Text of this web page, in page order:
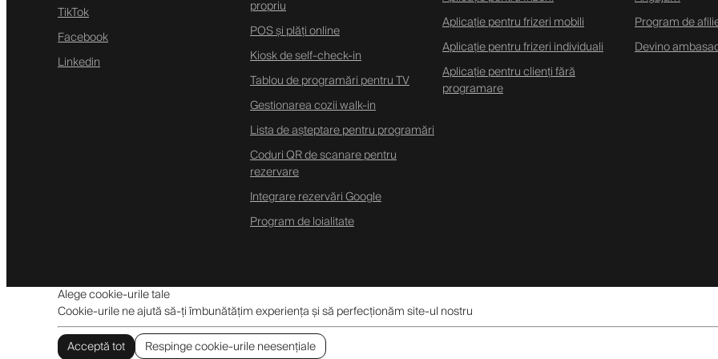
TikTok
Facebook
Linkedin
propriu
POS și plăți online
Kiosk de self-check-in
Tablou de programări pentru TV
Gestionarea cozii walk-in
Lista de așteptare pentru programări
Coduri QR de scanare pentru
rezervare
Integrare rezervări Google
Program de loialitate
Aplicație pentru frizeri mobili
Aplicație pentru frizeri individuali
Aplicație pentru clienți fără
programare
Program de
Devino
Alege cookie-urile tale
Cookie-urile ne ajută să-ți îmbunătățim experiența și să perfecționăm site-ul nostru
Acceptă tot
Respinge cookie-urile neesențiale